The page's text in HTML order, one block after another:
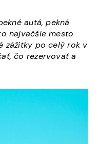
autá, pekná
najväčšie mesto
zážitky po celý rok v
čo rezervovať a